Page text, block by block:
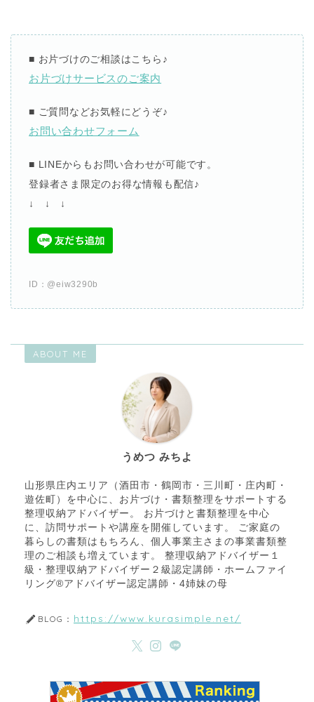
■ お片づけのご相談はこちら ♪
お片づけサービスのご案内
■ ご質問などお気軽にどうぞ♪
お問い合わせフォーム
■ LINEからも お問い合わせが可能です。
登録者さま限定のお得な情報も配信♪
↓ ↓ ↓
ID ： @eiw3290b
ABOUT ME
うめつ みちよ
山形県庄内エリア（酒田市・鶴岡市・三川町・庄内町・
遊佐町）を中心に、お片づけ・書類整理をサポートする
整理収納アドバイザー。 お片づけと書類整理を中心
に、訪問サポートや講座を開催しています。 ご家庭の
暮らしの書類はもちろん、個人事業主さまの事業書類整
理のご相談も増えています。 整理収納アドバイザー１
級・整理収納アドバイザー２級認定講師・ホームファイ
リング®アドバイザー認定講師・4姉妹の母
BLOG： https://www.kurasimple.net/